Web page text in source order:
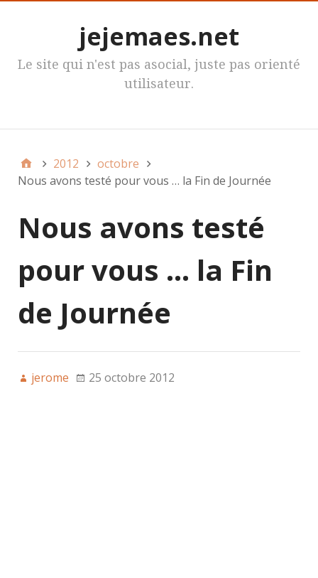
jejemaes.net
Le site qui n'est pas asocial, juste pas orienté
utilisateur.
2012
octobre
Nous avons testé pour vous … la Fin de Journée
Nous avons testé
pour vous … la Fin
de Journée
jerome 25 octobre 2012